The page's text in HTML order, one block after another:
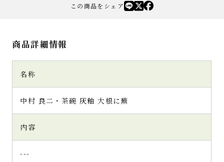
この商品をシェア
商品詳細情報
名称
中村 良二・茶碗 灰釉 大根に蕪
内容
---